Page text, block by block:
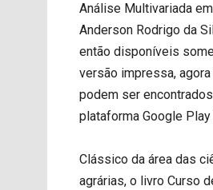
Análise Multivariada em
Anderson Rodrigo da
então disponíveis
versão impressa,
podem ser
plataforma Google
Clássico da área das
agrárias, o livro Curso